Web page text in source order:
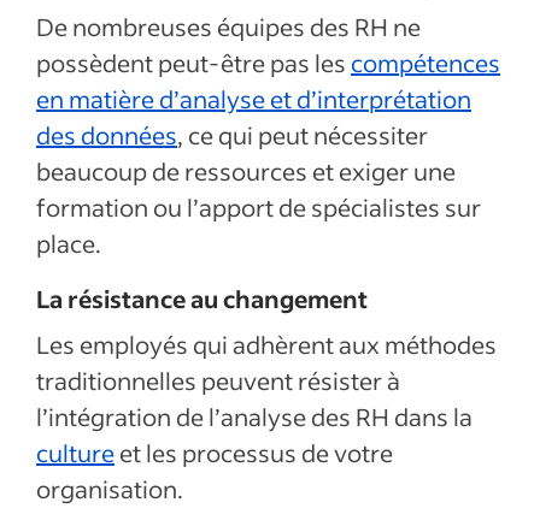
De nombreuses équipes des RH ne
possèdent peut-être pas les compétences
en matière d’analyse et d’interprétation
des données, ce qui peut nécessiter
beaucoup de ressources et exiger une
formation ou l’apport de spécialistes sur
place.
La résistance au changement
Les employés qui adhèrent aux méthodes
traditionnelles peuvent résister à
l’intégration de l’analyse des RH dans la
cultureet les processus de votre
organisation.